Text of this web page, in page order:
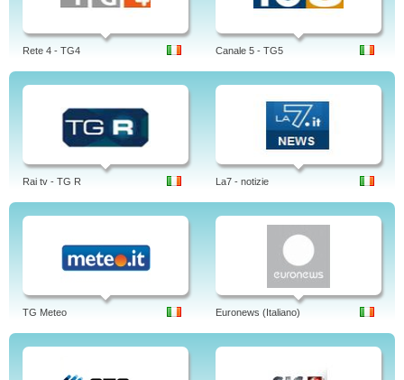
Rete 4 - TG4 Canale 5 - TG5
Rai tv - TG R La7 - notizie
TG Meteo Euronews (Italiano)